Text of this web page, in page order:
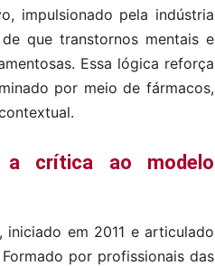
impulsionado pela indústria
que transtornos mentais e
Essa lógica reforça
por meio de fármacos,
a crítica ao modelo
iniciado em 2011 e articulado
por profissionais das